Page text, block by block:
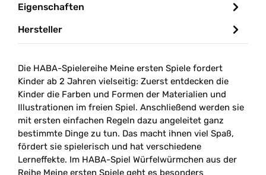
Eigenschaften
Hersteller
Die HABA-Spielereihe Meine ersten Spiele fordert
Kinder ab 2 Jahren vielseitig: Zuerst entdecken die
Kinder die Farben und Formen der Materialien und
Illustrationen im freien Spiel. Anschließend werden sie
mit ersten einfachen Regeln dazu angeleitet ganz
bestimmte Dinge zu tun. Das macht ihnen viel Spaß,
fördert sie spielerisch und hat verschiedene
Lerneffekte. Im HABA-Spiel Würfelwürmchen aus der
Reihe Meine ersten Spiele geht es besonders